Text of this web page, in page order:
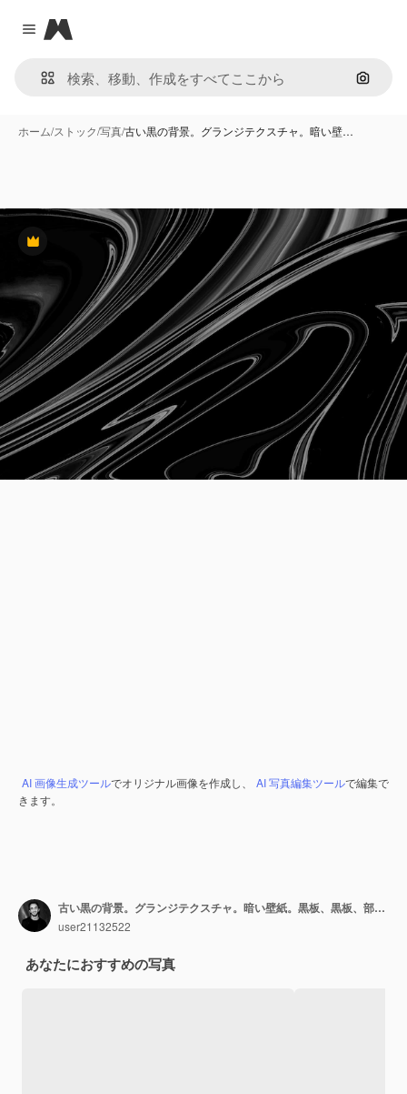
Close menu
Magnific
画像で
ホーム/ストック/写真/古い黒の背景。グランジテクスチャ。暗い壁…
Premium
AI 画像生成ツールでオリジナル画像を作成し、 AI 写真編集ツールで編集で
きます。
古い黒の背景。グランジテクスチャ。暗い壁紙。黒板、黒板、部屋の壁。
user21132522
あなたにおすすめの写真